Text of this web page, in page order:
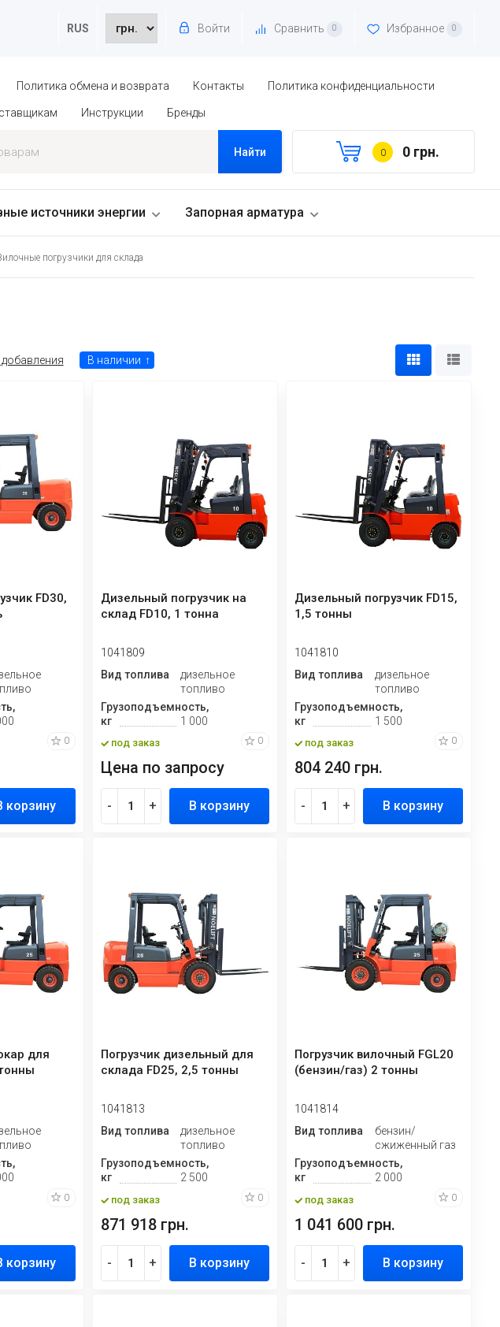
RUS Войти Сравнить 0 Избранное 0
Политика обмена и возврата Контакты Политика конфиденциальности
Инструкции Бренды
Найти 0 0 грн.
источники энергии Запорная арматура
погрузчики для склада
В наличии ↑
FD30,
0
корзину
Дизельный погрузчик на
склад FD10, 1 тонна
1041809
Вид топлива
дизельное
топливо
Грузоподъемность,
кг
1 000
под заказ 0
Цена по запросу
- + В корзину
Дизельный погрузчик FD15,
1,5 тонны
1041810
Вид топлива
дизельное
топливо
Грузоподъемность,
кг
1 500
под заказ 0
804 240 грн.
- + В корзину
для
0
корзину
Погрузчик дизельный для
склада FD25, 2,5 тонны
1041813
Вид топлива
дизельное
топливо
Грузоподъемность,
кг
2 500
под заказ 0
871 918 грн.
- + В корзину
Погрузчик вилочный FGL20
(бензин/газ) 2 тонны
1041814
Вид топлива
бензин/
сжиженный газ
Грузоподъемность,
кг
2 000
под заказ 0
1 041 600 грн.
- + В корзину